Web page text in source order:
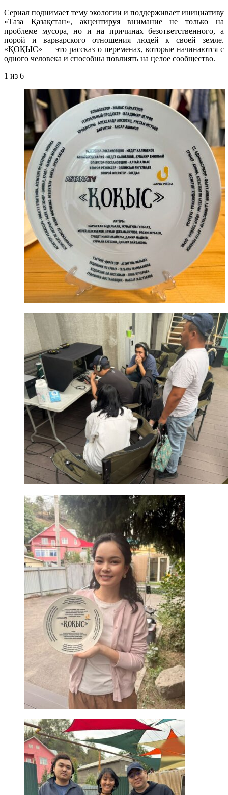
Сериал поднимает тему экологии и поддерживает инициативу
«Таза Қазақстан», акцентируя внимание не только на
проблеме мусора, но и на причинах безответственного, а
порой и варварского отношения людей к своей земле.
«ҚОҚЫС» — это рассказ о переменах, которые начинаются с
одного человека и способны повлиять на целое сообщество.
1 из 6